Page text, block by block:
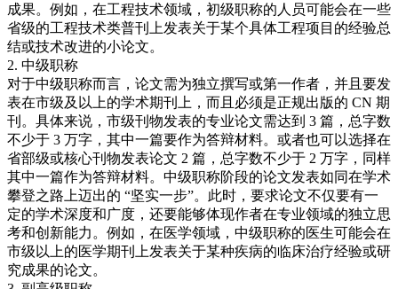
成果。例如，在工程技术领域，初级职称的人员可能会在一些
省级的工程技术类普刊上发表关于某个具体工程项目的经验总
结或技术改进的小论文。
2. 中级职称
对于中级职称而言，论文需为独立撰写或第一作者，并且要发
表在市级及以上的学术期刊上，而且必须是正规出版的 CN 期
刊。具体来说，市级刊物发表的专业论文需达到 3 篇，总字数
不少于 3 万字，其中一篇要作为答辩材料。或者也可以选择在
省部级或核心刊物发表论文 2 篇，总字数不少于 2 万字，同样
其中一篇作为答辩材料。中级职称阶段的论文发表如同在学术
攀登之路上迈出的 “坚实一步”。此时，要求论文不仅要有一
定的学术深度和广度，还要能够体现作者在专业领域的独立思
考和创新能力。例如，在医学领域，中级职称的医生可能会在
市级以上的医学期刊上发表关于某种疾病的临床治疗经验或研
究成果的论文。